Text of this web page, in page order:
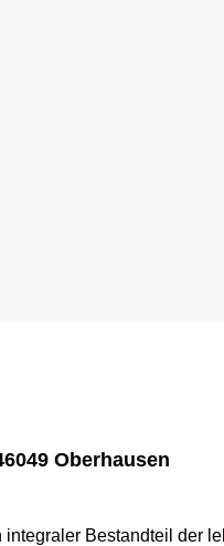
Oberhausen
Bestandteil der